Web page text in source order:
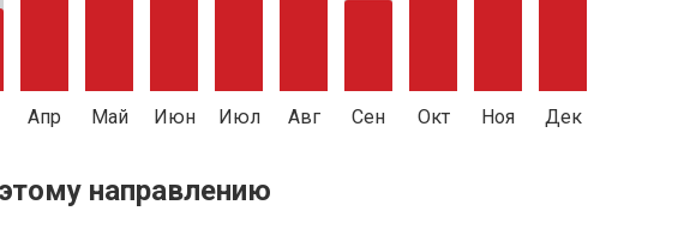
Апр Май Июн Июл Авг Сен Окт Ноя Дек
направлению